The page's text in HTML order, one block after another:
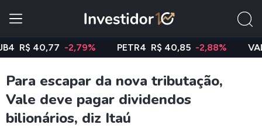
40,77 -2,79% PETR4 R$ 40,85 -2,88% VALE3
Para escapar da nova tributação,
Vale deve pagar dividendos
bilionários, diz Itaú